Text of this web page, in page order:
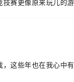
赛更像原来玩儿的游
这些年也在我心中